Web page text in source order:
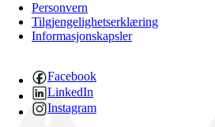
Personvern
Tilgjengelighetserklæring
Informasjonskapsler
Facebook
LinkedIn
Instagram